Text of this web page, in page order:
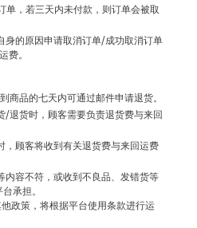
单，若三天内未付款，则订单会被取
身的原因申请取消订单/成功取消订单
费。
商品的七天内可通过邮件申请退货。
/退货时，顾客需要负责退货费与来回
，顾客将收到有关退货费与来回运费
内容不符，或收到不良品、发错货等
承担。
政策，将根据平台使用条款进行运